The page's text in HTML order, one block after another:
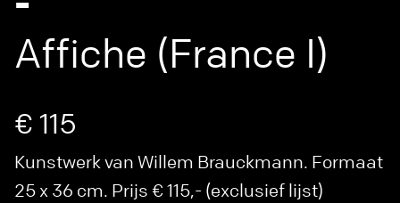
Affiche (France I)
€ 115
Kunstwerk van Willem Brauckmann. Formaat
25 x 36 cm. Prijs € 115,- (exclusief lijst)